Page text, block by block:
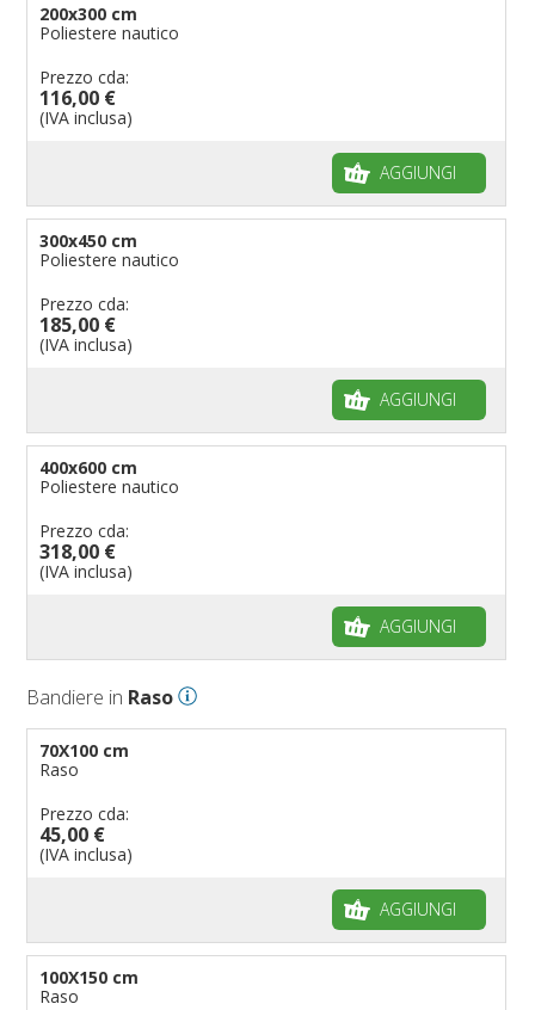
200x300 cm
Poliestere nautico
Prezzo cda:
116,00 €
(IVA inclusa)
AGGIUNGI
300x450 cm
Poliestere nautico
Prezzo cda:
185,00 €
(IVA inclusa)
AGGIUNGI
400x600 cm
Poliestere nautico
Prezzo cda:
318,00 €
(IVA inclusa)
AGGIUNGI
Bandiere in Raso
70X100 cm
Raso
Prezzo cda:
45,00 €
(IVA inclusa)
AGGIUNGI
100X150 cm
Raso